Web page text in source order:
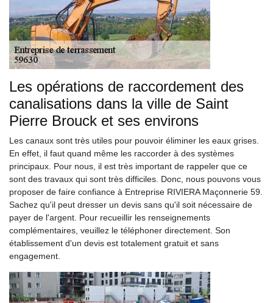
Les opérations de raccordement des
canalisations dans la ville de Saint
Pierre Brouck et ses environs
Les canaux sont très utiles pour pouvoir éliminer les eaux grises.
En effet, il faut quand même les raccorder à des systèmes
principaux. Pour nous, il est très important de rappeler que ce
sont des travaux qui sont très difficiles. Donc, nous pouvons vous
proposer de faire confiance à Entreprise RIVIERA Maçonnerie 59.
Sachez qu'il peut dresser un devis sans qu'il soit nécessaire de
payer de l'argent. Pour recueillir les renseignements
complémentaires, veuillez le téléphoner directement. Son
établissement d'un devis est totalement gratuit et sans
engagement.